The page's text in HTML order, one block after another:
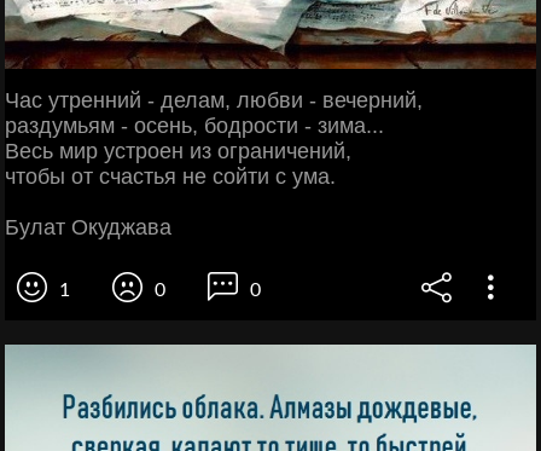
Час утренний - делам, любви - вечерний,
раздумьям - осень, бодрости - зима...
Весь мир устроен из ограничений,
чтобы от счастья не сойти с ума.
Булат Окуджава
1 0 0